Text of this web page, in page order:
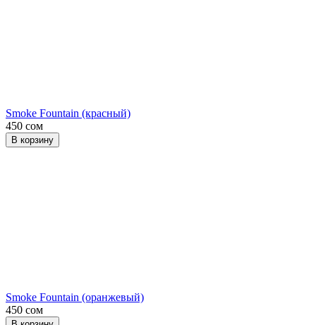
Smoke Fountain (красный)
450 сом
В корзину
Smoke Fountain (оранжевый)
450 сом